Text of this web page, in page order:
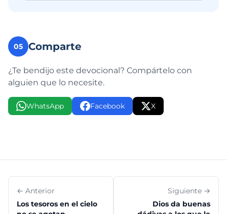
05 Comparte
¿Te bendijo este devocional? Compártelo con
alguien que lo necesite.
WhatsApp Facebook X
← Anterior
Los tesoros en el cielo
Siguiente →
Dios da buenas